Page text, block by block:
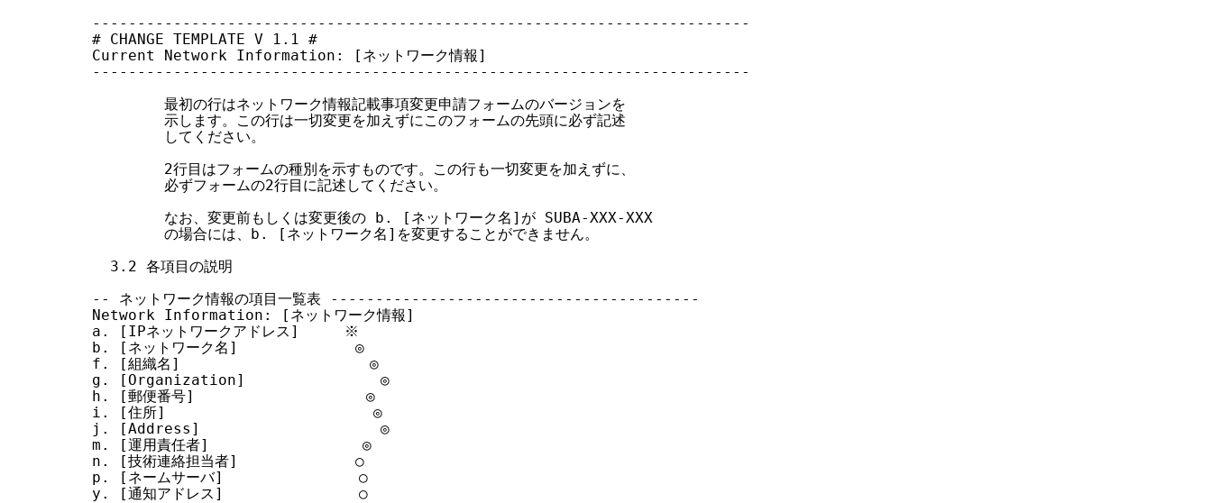
-------------------------------------------------------------------------
# CHANGE TEMPLATE V 1.1 #
Current Network Information: [ネットワーク情報]
-------------------------------------------------------------------------
        最初の行はネットワーク情報記載事項変更申請フォームのバージョンを
        示します。この行は一切変更を加えずにこのフォームの先頭に必ず記述
        してください。
        2行目はフォームの種別を示すものです。この行も一切変更を加えずに、
        必ずフォームの2行目に記述してください。
        なお、変更前もしくは変更後の b. [ネットワーク名]が SUBA-XXX-XXX
        の場合には、b. [ネットワーク名]を変更することができません。
  3.2 各項目の説明
-- ネットワーク情報の項目一覧表 -----------------------------------------
Network Information: [ネットワーク情報]
a. [IPネットワークアドレス]     ※
b. [ネットワーク名]             ◎
f. [組織名]                     ◎
g. [Organization]               ◎
h. [郵便番号]                   ◎
i. [住所]                       ◎
j. [Address]                    ◎
m. [運用責任者]                 ◎
n. [技術連絡担当者]             ○
p. [ネームサーバ]               ○
y. [通知アドレス]               ○